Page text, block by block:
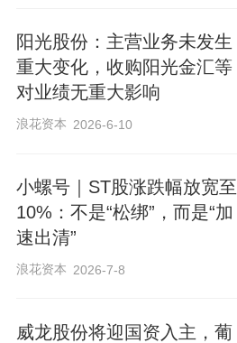
阳光股份：主营业务未发生
重大变化，收购阳光金汇等
对业绩无重大影响
浪花资本 2026-6-10
小螺号｜ST股涨跌幅放宽至
10%：不是“松绑”，而是“加
速出清”
浪花资本 2026-7-8
威龙股份将迎国资入主，葡